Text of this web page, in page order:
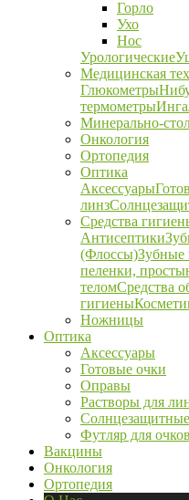
Горло
Ухо
Нос
Урологические
Медицинская
Глюкометры
термометры
Минерально-
Онкология
Ортопедия
Оптика
Аксессуары
линз
Средства
Антисептики
(Флоссы)Зубные
пеленки,
теломСредства
гигиены
Ножницы
Оптика
Аксессуары
Готовые очки
Оправы
Растворы для
Футляр для очков
Вакцины
Онкология
Ортопедия